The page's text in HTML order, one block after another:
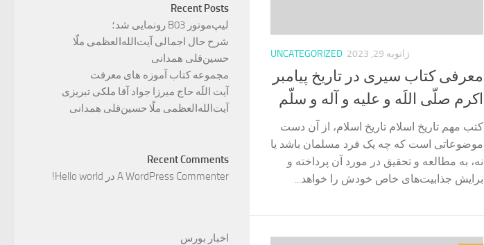
UNCATEGORIZED ژانویه 29, 2023
معرفی کتاب سیری در تاریخ پیامبر
اکرم صلّی اللَه و علیه و آله و سلّم
کتب مهم تاریخ اسلام تاریخ اسلام، از آن دست
موضوعاتی است که چه یک فرد مسلمان باشد یا
نه، به مطالعه و تحقیق در مورد آن پرداخته و
برایش جذابیت‌های خاص خودش را خواهد...
Recent Posts
لیپ‌موتور B03 رونمایی شد؛
شرح حال اجمالی آیت‌الله‌العظمی ملّا
حسین‌قلی همدانی
مجموعه کتاب آموزه های معرفت
آیت اللَه حاج میرزا جواد آقا ملکی تبریزی
آیت‌الله‌العظمی ملّا حسین‌قلی همدانی
Recent Comments
A WordPress Commenter در Hello world!
اخبار بورس